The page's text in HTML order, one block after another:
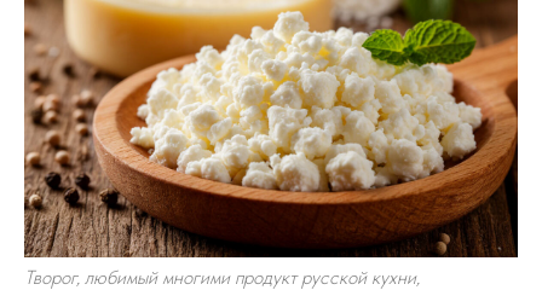
Творог, любимый многими продукт русской кухни,